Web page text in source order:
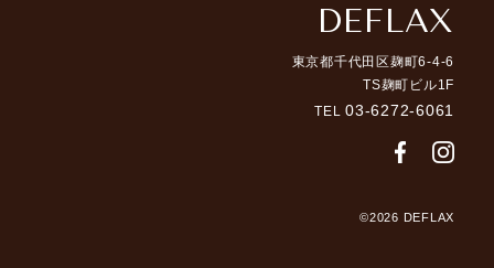
DEFLAX
東京都千代田区麹町6-4-6
TS麹町ビル1F
TEL03-6272-6061
©2026 DEFLAX